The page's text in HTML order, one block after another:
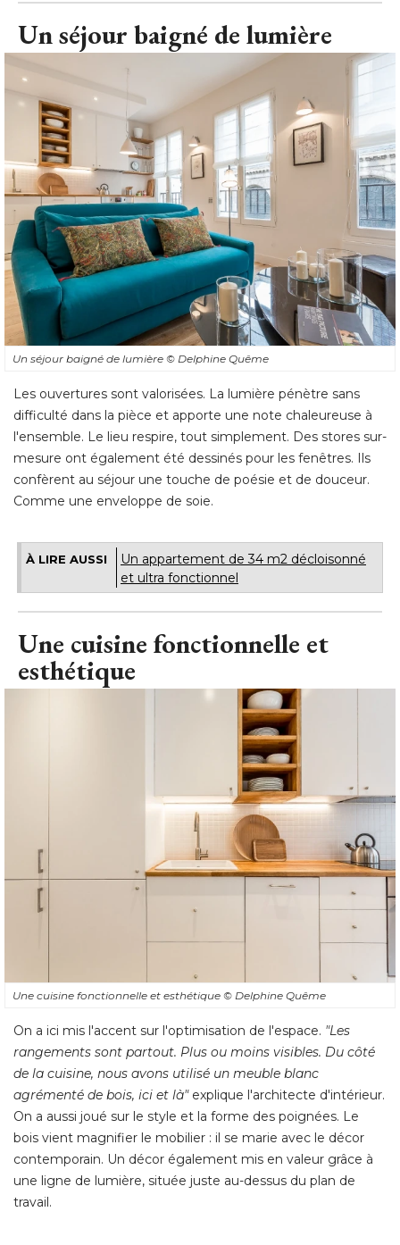
Un séjour baigné de lumière
Un séjour baigné de lumière © Delphine Quême
Les ouvertures sont valorisées. La lumière pénètre sans
difficulté dans la pièce et apporte une note chaleureuse à
l'ensemble. Le lieu respire, tout simplement. Des stores sur-
mesure ont également été dessinés pour les fenêtres. Ils
confèrent au séjour une touche de poésie et de douceur.
Comme une enveloppe de soie.
À LIRE AUSSI
Un appartement de 34 m2 décloisonné
et ultra fonctionnel
Une cuisine fonctionnelle et
esthétique
Une cuisine fonctionnelle et esthétique © Delphine Quême
On a ici mis l'accent sur l'optimisation de l'espace. "Les
rangements sont partout. Plus ou moins visibles. Du côté
de la cuisine, nous avons utilisé un meuble blanc
agrémenté de bois, ici et là" explique l'architecte d'intérieur.
On a aussi joué sur le style et la forme des poignées. Le
bois vient magnifier le mobilier : il se marie avec le décor
contemporain. Un décor également mis en valeur grâce à
une ligne de lumière, située juste au-dessus du plan de
travail.